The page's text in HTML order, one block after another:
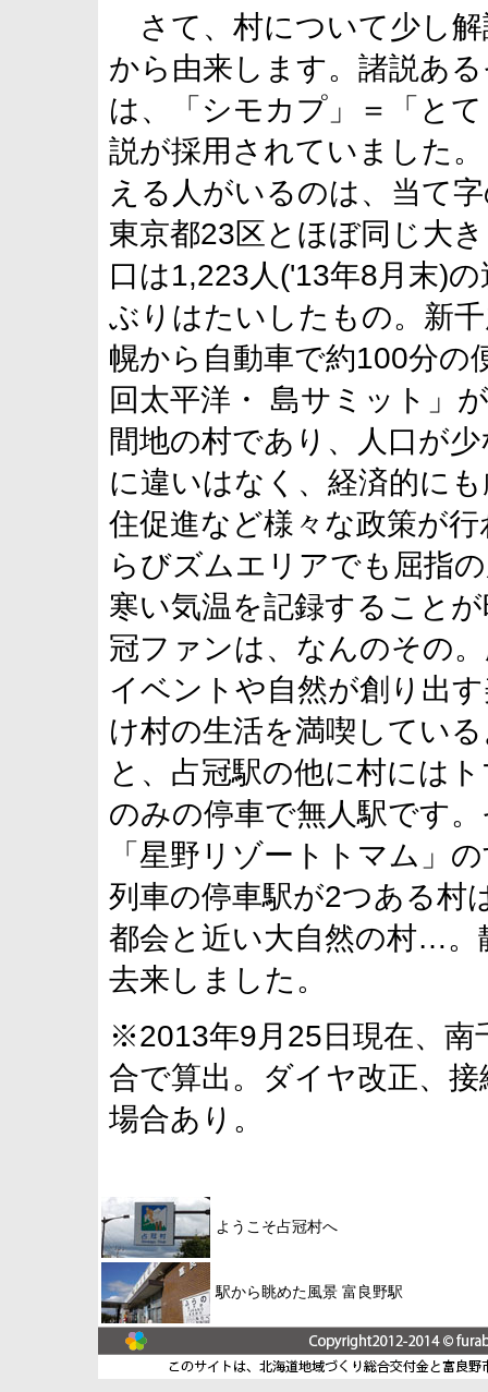
さて、村について少し
から由来します。諸説あ
は、「シモカプ」＝「と
説が採用されていました
える人がいるのは、当て
東京都23区とほぼ同じ大
口は1,223人('13年8月末)
ぶりはたいしたもの。新
幌から自動車で約100分の
回太平洋・ 島サミット」
間地の村であり、人口が
に違いはなく、経済的に
住促進など様々な政策が
らびズムエリアでも屈指
寒い気温を記録すること
冠ファンは、なんのその
イベントや自然が創り出
け村の生活を満喫してい
と、占冠駅の他に村には
のみの停車で無人駅です
「星野リゾートトマム」
列車の停車駅が2つある村
都会と近い大自然の村…
去来しました。
※2013年9月25日現在、南
合で算出。ダイヤ改正、
場合あり。
ようこそ占冠村へ
駅から眺めた風景 富良野駅